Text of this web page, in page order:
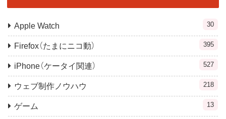
Apple Watch 30
Firefox（たまにニコ動） 395
iPhone（ケータイ関連） 527
ウェブ制作ノウハウ 218
ゲーム 13